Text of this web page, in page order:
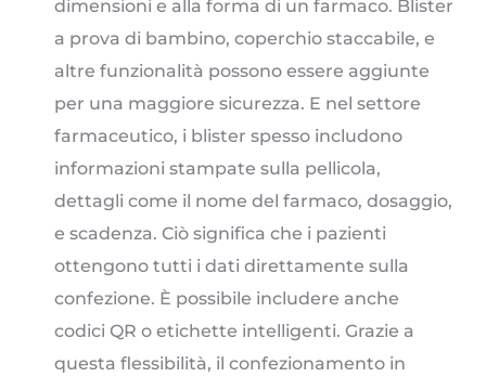
dimensioni e alla forma di un farmaco. Blister
a prova di bambino, coperchio staccabile, e
altre funzionalità possono essere aggiunte
per una maggiore sicurezza. E nel settore
farmaceutico, i blister spesso includono
informazioni stampate sulla pellicola,
dettagli come il nome del farmaco, dosaggio,
e scadenza. Ciò significa che i pazienti
ottengono tutti i dati direttamente sulla
confezione. È possibile includere anche
codici QR o etichette intelligenti. Grazie a
questa flessibilità, il confezionamento in